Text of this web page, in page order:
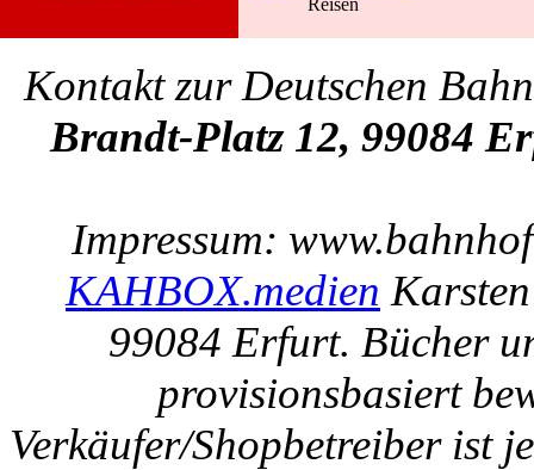
Kontakt zur Deutschen
Brandt-Platz 12, 99084
Impressum:
KAHBOX.medien
99084 Erfurt. Bücher
provisionsbasiert
Verkäufer/Shopbetreiber ist